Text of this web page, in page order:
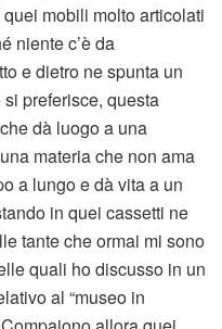
mobili molto articolati
niente c’è da
e dietro ne spunta un
preferisce, questa
dà luogo a una
materia che non ama
a lungo e dà vita a un
in quei cassetti ne
tante che ormai mi sono
quali ho discusso in un
al “museo in